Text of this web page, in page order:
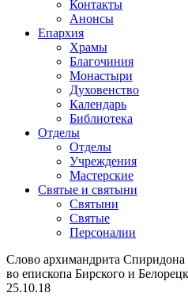
Контакты
Анонсы
Епархия
Храмы
Благочиния
Монастыри
Духовенство
Календарь
Библиотека
Отделы
Отделы
Учреждения
Мастерские
Святые и святыни
Cвятыни
Cвятые
Персоналии
Слово архимандрита
во епископа Бирского и
25.10.18